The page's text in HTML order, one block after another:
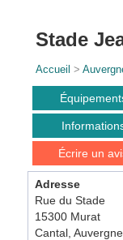
Stade
Accueil >
Écrire un
Adresse
Rue du Stade
15300 Murat
Cantal, Auvergne